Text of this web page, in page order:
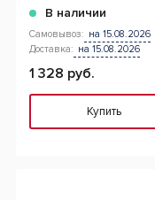
В наличии
Самовывоз: на 15.08.2026
Доставка: на 15.08.2026
1 328 руб.
Купить